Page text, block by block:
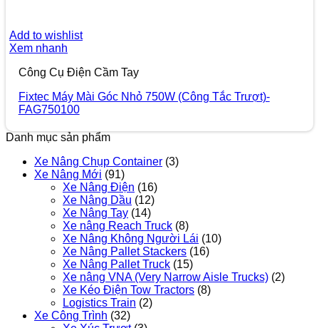
Add to wishlist
Xem nhanh
Công Cụ Điện Cầm Tay
Fixtec Máy Mài Góc Nhỏ 750W (Công Tắc Trượt)-
FAG750100
Danh mục sản phẩm
Xe Nâng Chụp Container (3)
Xe Nâng Mới (91)
Xe Nâng Điện (16)
Xe Nâng Dầu (12)
Xe Nâng Tay (14)
Xe nâng Reach Truck (8)
Xe Nâng Không Người Lái (10)
Xe Nâng Pallet Stackers (16)
Xe Nâng Pallet Truck (15)
Xe nâng VNA (Very Narrow Aisle Trucks) (2)
Xe Kéo Điện Tow Tractors (8)
Logistics Train (2)
Xe Công Trình (32)